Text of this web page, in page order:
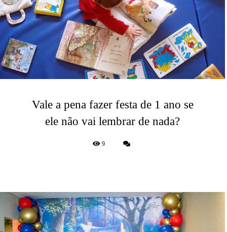
Vale a pena fazer festa de 1 ano se
ele não vai lembrar de nada?
9